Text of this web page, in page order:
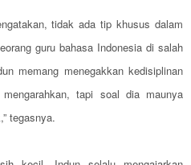
tidak ada tip khusus dalam
guru bahasa Indonesia di salah
memang menegakkan kedisiplinan
tapi soal dia maunya
tegasnya.